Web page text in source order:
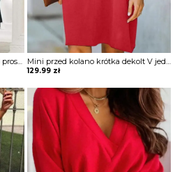
3 4 rękaw midi za kolano dekolt prosty wzór kwiaty koronka wesele impreza sylwester sukienka Miens Mini przed kolano krótka dekolt V jednolita krótki rękaw luźna prosta lato elegancka sukienka Thorun
129.99 zł